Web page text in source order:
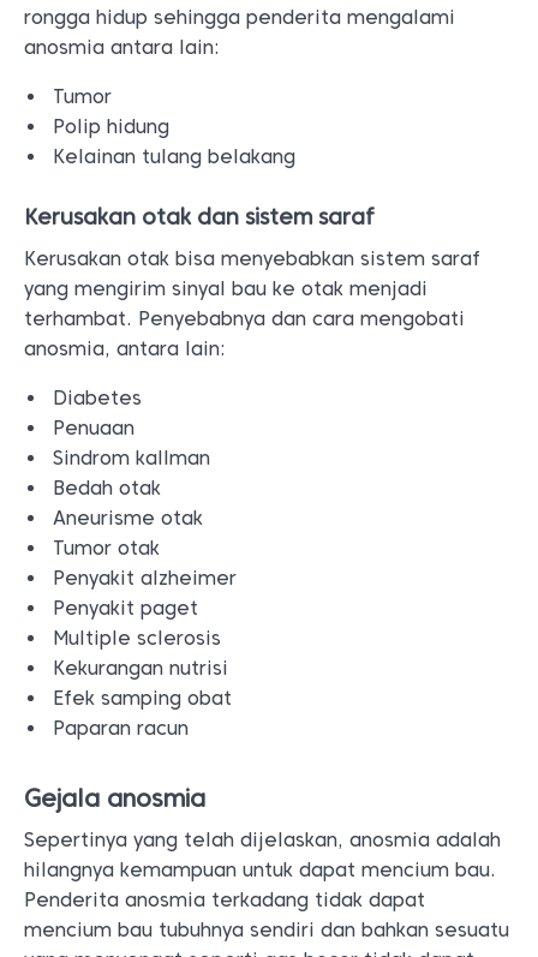
rongga hidup sehingga penderita mengalami
anosmia antara lain:
Tumor
Polip hidung
Kelainan tulang belakang
Kerusakan otak dan sistem saraf
Kerusakan otak bisa menyebabkan sistem saraf
yang mengirim sinyal bau ke otak menjadi
terhambat. Penyebabnya dan cara mengobati
anosmia, antara lain:
Diabetes
Penuaan
Sindrom kallman
Bedah otak
Aneurisme otak
Tumor otak
Penyakit alzheimer
Penyakit paget
Multiple sclerosis
Kekurangan nutrisi
Efek samping obat
Paparan racun
Gejala anosmia
Sepertinya yang telah dijelaskan, anosmia adalah
hilangnya kemampuan untuk dapat mencium bau.
Penderita anosmia terkadang tidak dapat
mencium bau tubuhnya sendiri dan bahkan sesuatu